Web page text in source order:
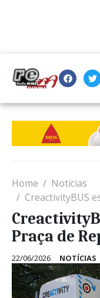
Home
Notícias
CreactivityBUS
Praça de
22/06/2026 NOTÍCIAS